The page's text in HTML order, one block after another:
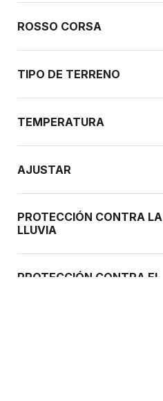
ROSSO CORSA
TIPO DE TERRENO
TEMPERATURA
AJUSTAR
PROTECCIÓN CONTRA LA
LLUVIA
PROTECCIÓN CONTRA EL